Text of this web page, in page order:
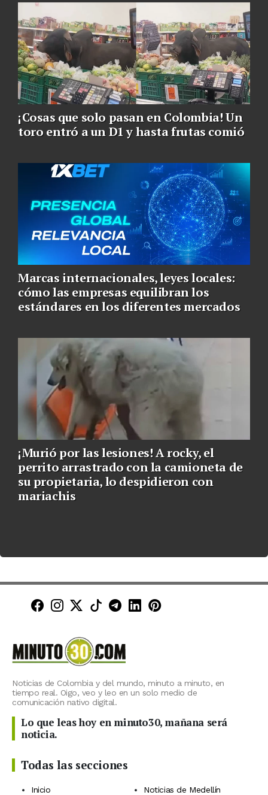
¡Cosas que solo pasan en Colombia! Un
toro entró a un D1 y hasta frutas comió
Marcas internacionales, leyes locales:
cómo las empresas equilibran los
estándares en los diferentes mercados
¡Murió por las lesiones! A rocky, el
perrito arrastrado con la camioneta de
su propietaria, lo despidieron con
mariachis
Minuto30 en Facebook
Minuto30 en Instagram
Minuto30 en X (Twitter)
Minuto30 en TikTok
Canal de Minuto30 en
Minuto30 en LinkedIn
Minuto30 en
Noticias de Colombia y del mundo, minuto a minuto, en
tiempo real. Oigo, veo y leo en un solo medio de
comunicación nativo digital.
Lo que leas hoy en minuto30, mañana será
noticia.
Todas las secciones
Inicio
Noticias de Medellín